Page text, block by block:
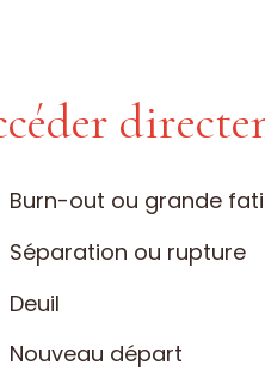
Burn-out ou grande
Séparation ou rupture
Deuil
Nouveau départ